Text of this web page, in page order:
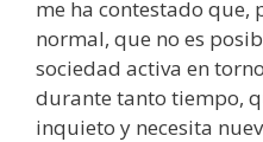
me ha contestado que,
normal, que no es
sociedad activa en
durante tanto tiempo,
inquieto y necesita